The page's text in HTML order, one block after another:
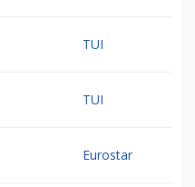
TUI
TUI
Eurostar